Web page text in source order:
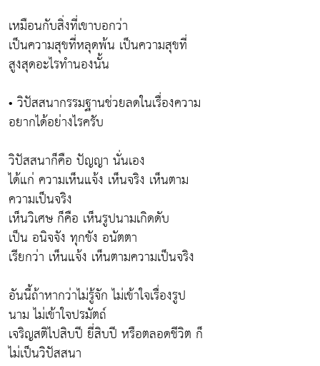
เหมือนกับสิ่งที่เขาบอกว่า
เป็นความสุขที่หลุดพ้น เป็นความสุขที่
สูงสุดอะไรทำนองนั้น
• วิปัสสนากรรมฐานช่วยลดในเรื่องความ
อยากได้อย่างไรครับ
วิปัสสนาก็คือ ปัญญา นั่นเอง
ได้แก่ ความเห็นแจ้ง เห็นจริง เห็นตาม
ความเป็นจริง
เห็นวิเศษ ก็คือ เห็นรูปนามเกิดดับ
เป็น อนิจจัง ทุกขัง อนัตตา
เรียกว่า เห็นแจ้ง เห็นตามความเป็นจริง
อันนี้ถ้าหากว่าไม่รู้จัก ไม่เข้าใจเรื่องรูป
นาม ไม่เข้าใจปรมัตถ์
เจริญสติไปสิบปี ยี่สิบปี หรือตลอดชีวิต ก็
ไม่เป็นวิปัสสนา